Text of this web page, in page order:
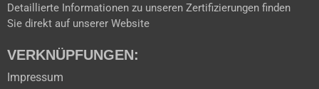
Detaillierte Informationen zu unseren Zertifizierungen finden
Sie direkt auf unserer Website
VERKNÜPFUNGEN:
Impressum